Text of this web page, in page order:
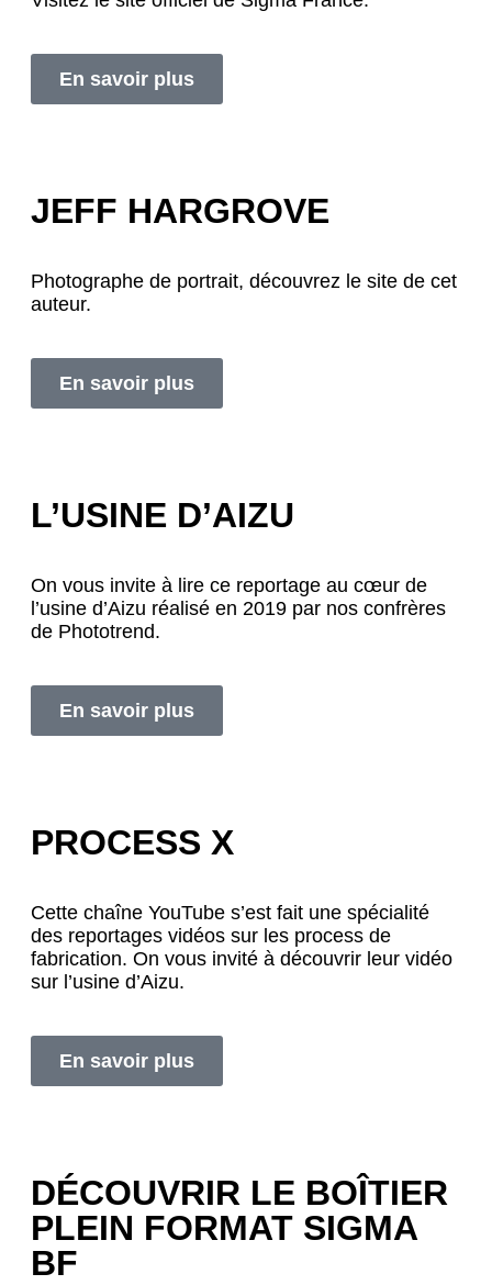
En savoir plus
JEFF HARGROVE
Photographe de portrait, découvrez le site de cet
auteur.
En savoir plus
L’USINE D’AIZU
On vous invite à lire ce reportage au cœur de
l’usine d’Aizu réalisé en 2019 par nos confrères
de Phototrend.
En savoir plus
PROCESS X
Cette chaîne YouTube s’est fait une spécialité
des reportages vidéos sur les process de
fabrication. On vous invité à découvrir leur vidéo
sur l’usine d’Aizu.
En savoir plus
DÉCOUVRIR LE BOÎTIER
PLEIN FORMAT SIGMA
BF